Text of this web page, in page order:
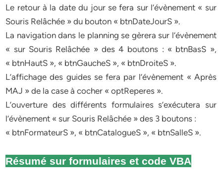
Le retour à la date du jour se fera sur l’évènement « sur
Souris Relâchée » du bouton « btnDateJourS ».
La navigation dans le planning se gèrera sur l’évènement
« sur Souris Relâchée » des 4 boutons : « btnBasS »,
« btnHautS », « btnGaucheS », « btnDroiteS ».
L’affichage des guides se fera par l’évènement « Après
MAJ » de la case à cocher « optReperes ».
L’ouverture des différents formulaires s’exécutera sur
l’évènement « sur Souris Relâchée » des 3 boutons :
« btnFormateurS », « btnCatalogueS », « btnSalleS ».
Résumé sur formulaires et code VBA